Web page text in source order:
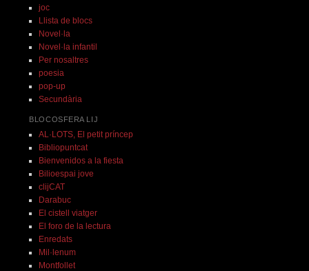
joc
Llista de blocs
Novel·la
Novel·la infantil
Per nosaltres
poesia
pop-up
Secundària
BLOCOSFERA LIJ
AL·LOTS, El petit príncep
Bibliopuntcat
Bienvenidos a la fiesta
Bilioespai jove
clijCAT
Darabuc
El cistell viatger
El foro de la lectura
Enredats
Mil·lenum
Montfollet